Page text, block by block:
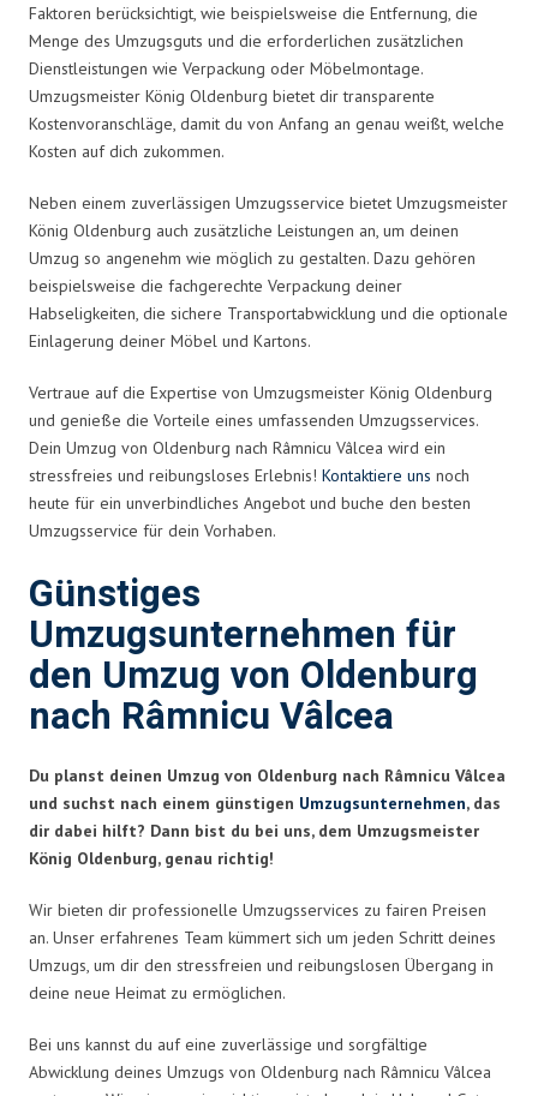
Faktoren berücksichtigt, wie beispielsweise die Entfernung, die
Menge des Umzugsguts und die erforderlichen zusätzlichen
Dienstleistungen wie Verpackung oder Möbelmontage.
Umzugsmeister König Oldenburg bietet dir transparente
Kostenvoranschläge, damit du von Anfang an genau weißt, welche
Kosten auf dich zukommen.
Neben einem zuverlässigen Umzugsservice bietet Umzugsmeister
König Oldenburg auch zusätzliche Leistungen an, um deinen
Umzug so angenehm wie möglich zu gestalten. Dazu gehören
beispielsweise die fachgerechte Verpackung deiner
Habseligkeiten, die sichere Transportabwicklung und die optionale
Einlagerung deiner Möbel und Kartons.
Vertraue auf die Expertise von Umzugsmeister König Oldenburg
und genieße die Vorteile eines umfassenden Umzugsservices.
Dein Umzug von Oldenburg nach Râmnicu Vâlcea wird ein
stressfreies und reibungsloses Erlebnis! Kontaktiere uns noch
heute für ein unverbindliches Angebot und buche den besten
Umzugsservice für dein Vorhaben.
Günstiges
Umzugsunternehmen für
den Umzug von Oldenburg
nach Râmnicu Vâlcea
Du planst deinen Umzug von Oldenburg nach Râmnicu Vâlcea
und suchst nach einem günstigen Umzugsunternehmen, das
dir dabei hilft? Dann bist du bei uns, dem Umzugsmeister
König Oldenburg, genau richtig!
Wir bieten dir professionelle Umzugsservices zu fairen Preisen
an. Unser erfahrenes Team kümmert sich um jeden Schritt deines
Umzugs, um dir den stressfreien und reibungslosen Übergang in
deine neue Heimat zu ermöglichen.
Bei uns kannst du auf eine zuverlässige und sorgfältige
Abwicklung deines Umzugs von Oldenburg nach Râmnicu Vâlcea